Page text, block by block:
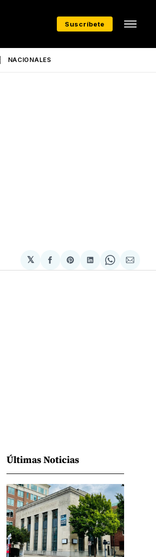
Suscríbete
NACIONALES
𝕏
Compartir
en
Share
on
Compartir
en
Share
on
via
Últimas Noticias